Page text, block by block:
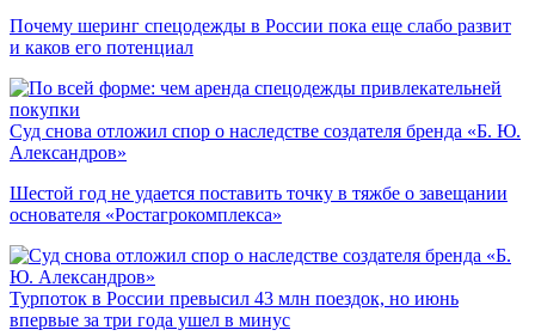
Почему шеринг спецодежды в России пока еще слабо развит
и каков его потенциал
Суд снова отложил спор о наследстве создателя бренда «Б. Ю.
Александров»
Шестой год не удается поставить точку в тяжбе о завещании
основателя «Ростагрокомплекса»
Турпоток в России превысил 43 млн поездок, но июнь
впервые за три года ушел в минус